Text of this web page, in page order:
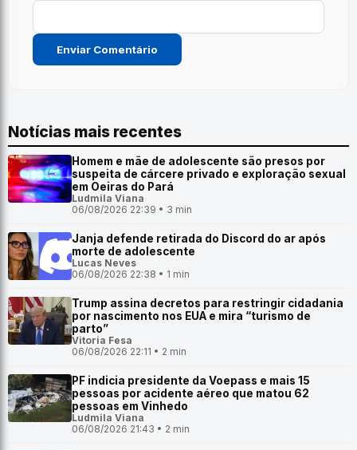
Notícias mais recentes
Homem e mãe de adolescente são presos por
suspeita de cárcere privado e exploração sexual
em Oeiras do Pará
Ludmila Viana
06/08/2026 22:39 • 3 min
Janja defende retirada do Discord do ar após
morte de adolescente
Lucas Neves
06/08/2026 22:38 • 1 min
Trump assina decretos para restringir cidadania
por nascimento nos EUA e mira “turismo de
parto”
Vitoria Fesa
06/08/2026 22:11 • 2 min
PF indicia presidente da Voepass e mais 15
pessoas por acidente aéreo que matou 62
pessoas em Vinhedo
Ludmila Viana
06/08/2026 21:43 • 2 min